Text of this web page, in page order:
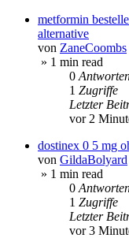
metformin
alternative
von ZaneCoombs
» 1 min read
0
1 Zugriffe
Letzter
vor 2
dostinex 0 5 mg
von GildaBolyard
» 1 min read
0
1 Zugriffe
Letzter
vor 3